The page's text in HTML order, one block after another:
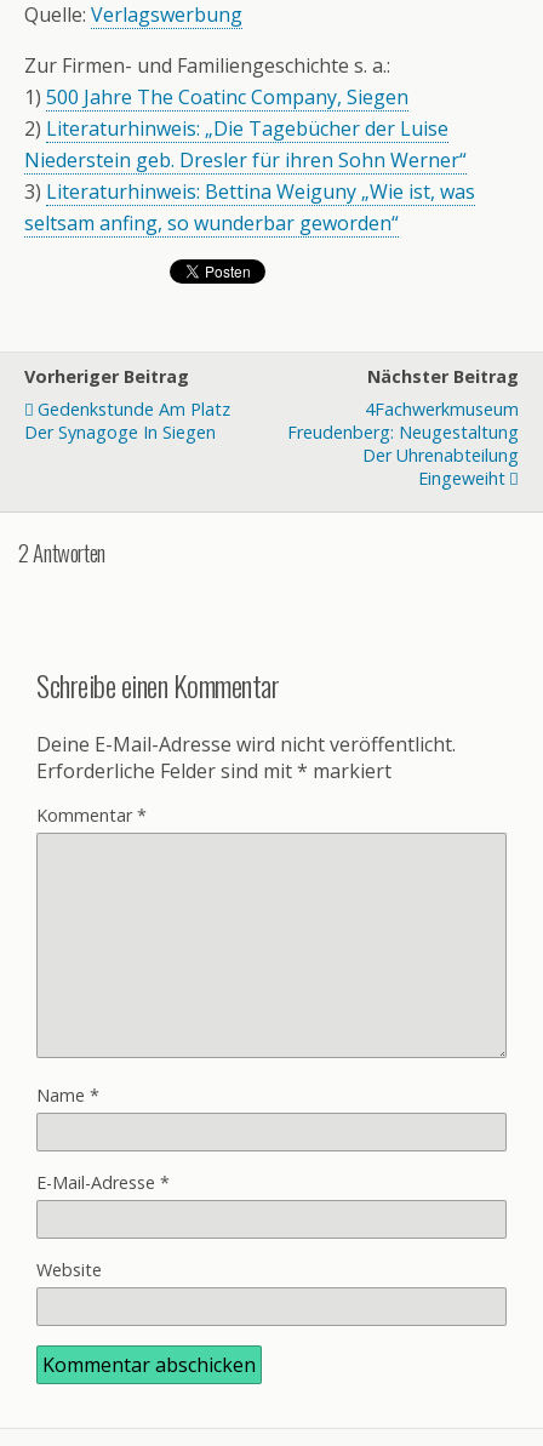
Quelle: Verlagswerbung
Zur Firmen- und Familiengeschichte s. a.:
1) 500 Jahre The Coatinc Company, Siegen
2) Literaturhinweis: „Die Tagebücher der Luise
Niederstein geb. Dresler für ihren Sohn Werner“
3) Literaturhinweis: Bettina Weiguny „Wie ist, was
seltsam anfing, so wunderbar geworden“
Vorheriger Beitrag
Gedenkstunde Am Platz
Der Synagoge In Siegen
Nächster Beitrag
4Fachwerkmuseum
Freudenberg: Neugestaltung
Der Uhrenabteilung
Eingeweiht
2 Antworten
Schreibe einen Kommentar
Deine E-Mail-Adresse wird nicht veröffentlicht.
Erforderliche Felder sind mit* markiert
Kommentar*
Name *
E-Mail-Adresse *
Website